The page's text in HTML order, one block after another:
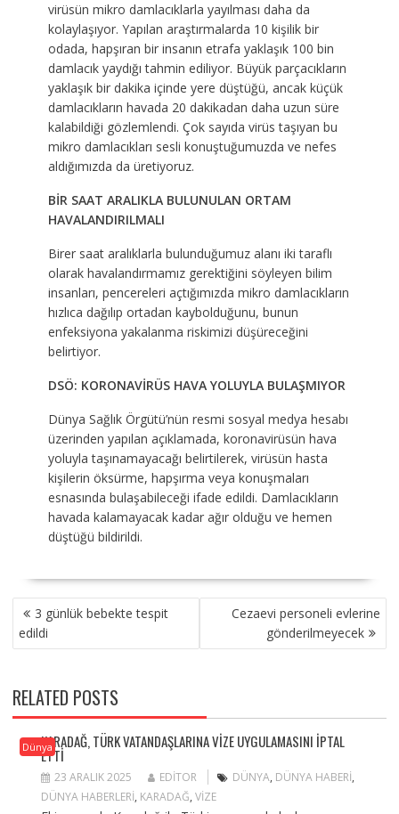
virüsün mikro damlacıklarla yayılması daha da
kolaylaşıyor. Yapılan araştırmalarda 10 kişilik bir
odada, hapşıran bir insanın etrafa yaklaşık 100 bin
damlacık yaydığı tahmin ediliyor. Büyük parçacıkların
yaklaşık bir dakika içinde yere düştüğü, ancak küçük
damlacıkların havada 20 dakikadan daha uzun süre
kalabildiği gözlemlendi. Çok sayıda virüs taşıyan bu
mikro damlacıkları sesli konuştuğumuzda ve nefes
aldığımızda da üretiyoruz.
BİR SAAT ARALIKLA BULUNULAN ORTAM
HAVALANDIRILMALI
Birer saat aralıklarla bulunduğumuz alanı iki taraflı
olarak havalandırmamız gerektiğini söyleyen bilim
insanları, pencereleri açtığımızda mikro damlacıkların
hızlıca dağılıp ortadan kaybolduğunu, bunun
enfeksiyona yakalanma riskimizi düşüreceğini
belirtiyor.
DSÖ: KORONAVİRÜS HAVA YOLUYLA BULAŞMIYOR
Dünya Sağlık Örgütü’nün resmi sosyal medya hesabı
üzerinden yapılan açıklamada, koronavirüsün hava
yoluyla taşınamayacağı belirtilerek, virüsün hasta
kişilerin öksürme, hapşırma veya konuşmaları
esnasında bulaşabileceği ifade edildi. Damlacıkların
havada kalamayacak kadar ağır olduğu ve hemen
düştüğü bildirildi.
YAZI
GEZINMESI
3 günlük bebekte tespit
edildi
Cezaevi personeli evlerine
gönderilmeyecek
RELATED POSTS
DünyaKARADAĞ, TÜRK VATANDAŞLARINA VIZE UYGULAMASINI IPTAL
ETTI
23 ARALIK 2025 EDITOR DÜNYA, DÜNYA HABERI,
DÜNYA HABERLERI, KARADAĞ, VIZE